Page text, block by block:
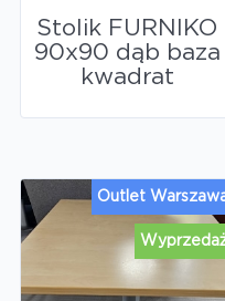
Stolik FURNIKO
90x90 dąb baza
kwadrat
Outlet